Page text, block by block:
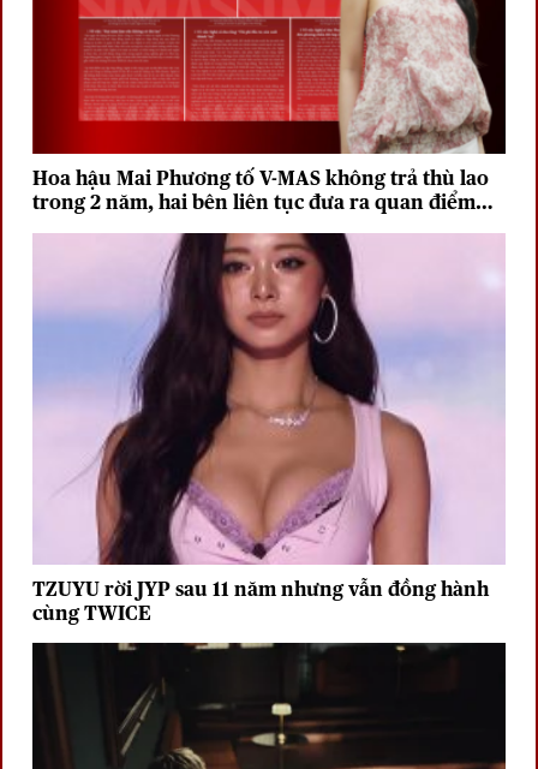
Hoa hậu Mai Phương tố V-MAS không trả thù lao
trong 2 năm, hai bên liên tục đưa ra quan điểm
trái chiều
TZUYU rời JYP sau 11 năm nhưng vẫn đồng hành
cùng TWICE